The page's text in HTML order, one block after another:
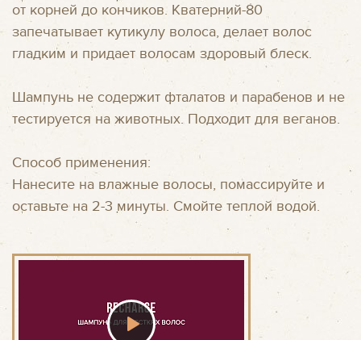
от корней до кончиков. Кватерний-80
запечатывает кутикулу волоса, делает волос
гладким и придает волосам здоровый блеск.
Шампунь не содержит фталатов и парабенов и не
тестируется на животных. Подходит для веганов.
Способ применения:
Нанесите на влажные волосы, помассируйте и
оставьте на 2-3 минуты. Смойте теплой водой.